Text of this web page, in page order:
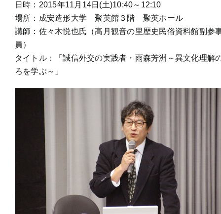
日時：2015年11月14日(土)10:40～12:10
場所：成安造形大学 聚英館３階 聚英ホール
講師：佐々木悦也氏（高月観音の里歴史民俗資料館副参
員）
タイトル：「誠信外交の実践者・雨森芳洲～異文化理解
ろを学ぶ～」